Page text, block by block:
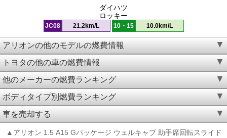
ダイハツ
ロッキー
JC08 21.2km/L 10・15 10.0km/L
アリオンの他のモデルの燃費情報
トヨタの他の車の燃費情報
他のメーカーの燃費ランキング
ボディタイプ別燃費ランキング
車を売却する
▲アリオン 1.5 A15 Gパッケージ ウェルキャブ 助手席回転スライド